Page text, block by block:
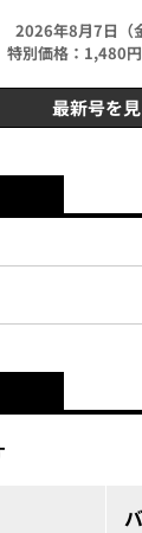
2026年8月7日（
特別価格：1,480円
最新号を